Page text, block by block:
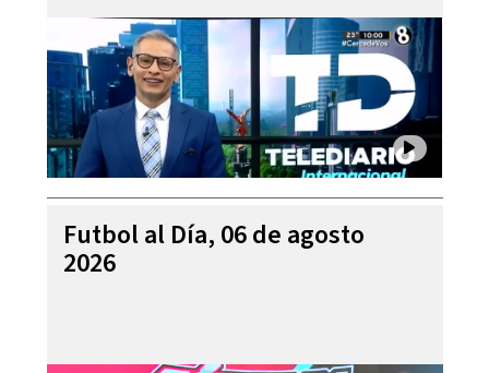
Futbol al Día, 06 de agosto
2026